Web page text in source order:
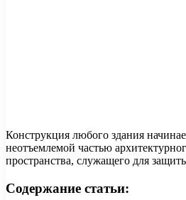
Конструкция любого здания
неотъемлемой частью
пространства, служащего для
Содержание статьи: